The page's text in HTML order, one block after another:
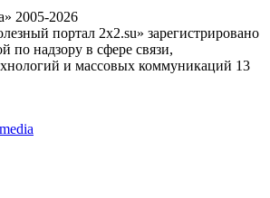
2005-2026
портал 2x2.su» зарегистрировано
по надзору в сфере связи,
и массовых коммуникаций 13